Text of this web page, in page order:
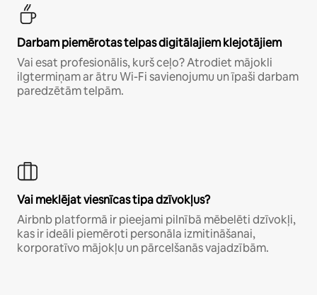
Darbam piemērotas telpas digitālajiem klejotājiem
Vai esat profesionālis, kurš ceļo? Atrodiet mājokli
ilgtermiņam ar ātru Wi-Fi savienojumu un īpaši darbam
paredzētām telpām.
Vai meklējat viesnīcas tipa dzīvokļus?
Airbnb platformā ir pieejami pilnībā mēbelēti dzīvokļi,
kas ir ideāli piemēroti personāla izmitināšanai,
korporatīvo mājokļu un pārcelšanās vajadzībām.